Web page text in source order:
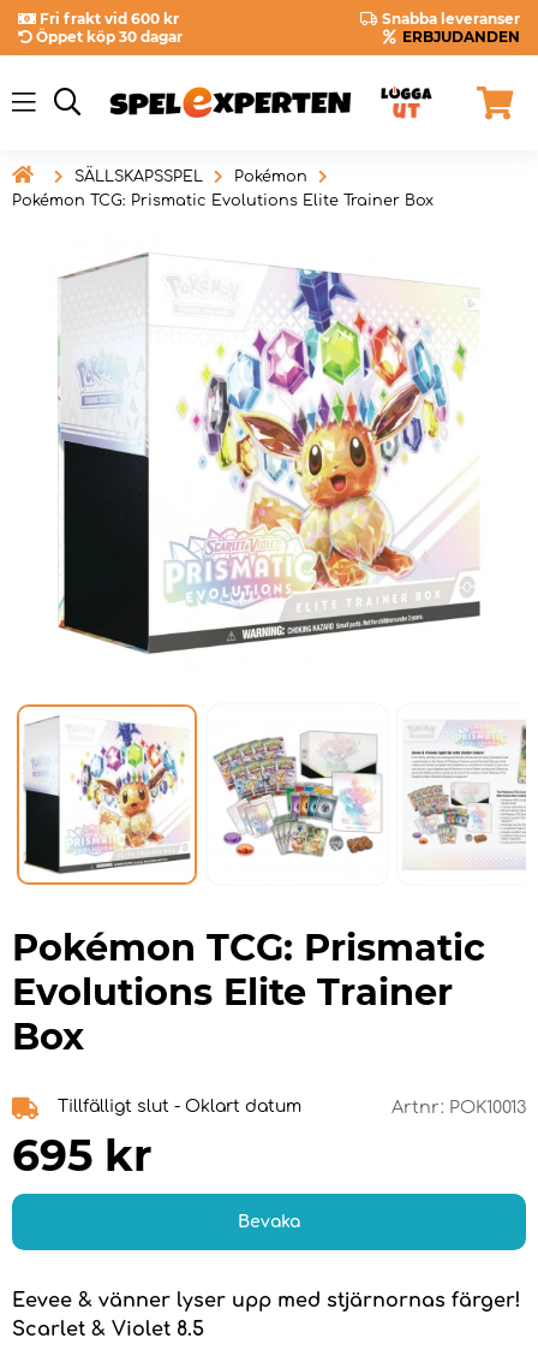
Fri frakt vid 600 kr
Snabba leveranser
Öppet köp 30 dagar
ERBJUDANDEN
 SÄLLSKAPSSPEL
Pokémon
Pokémon TCG: Prismatic Evolutions Elite Trainer Box
Pokémon TCG: Prismatic
Evolutions Elite Trainer
Box
Tillfälligt slut - Oklart datum Artnr: POK10013
695 kr
Bevaka
Eevee & vänner lyser upp med stjärnornas färger!
Scarlet & Violet 8.5